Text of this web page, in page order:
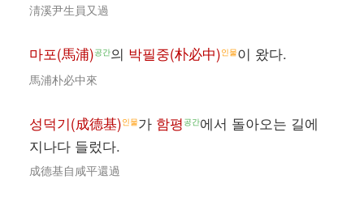
淸溪尹生員又過
마포(馬浦)공간의 박필중(朴必中)인물이 왔다.
馬浦朴必中來
성덕기(成德基)인물가 함평 공간에서 돌아오는 길에
지나다 들렀다.
成德基自咸平還過